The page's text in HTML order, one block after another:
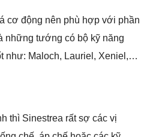
cơ động nên phù hợp với phần
những tướng có bộ kỹ năng
như: Maloch, Lauriel, Xeniel,…
thì Sinestrea rất sợ các vị